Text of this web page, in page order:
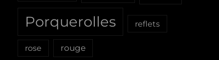
Porquerolles reflets
rose rouge